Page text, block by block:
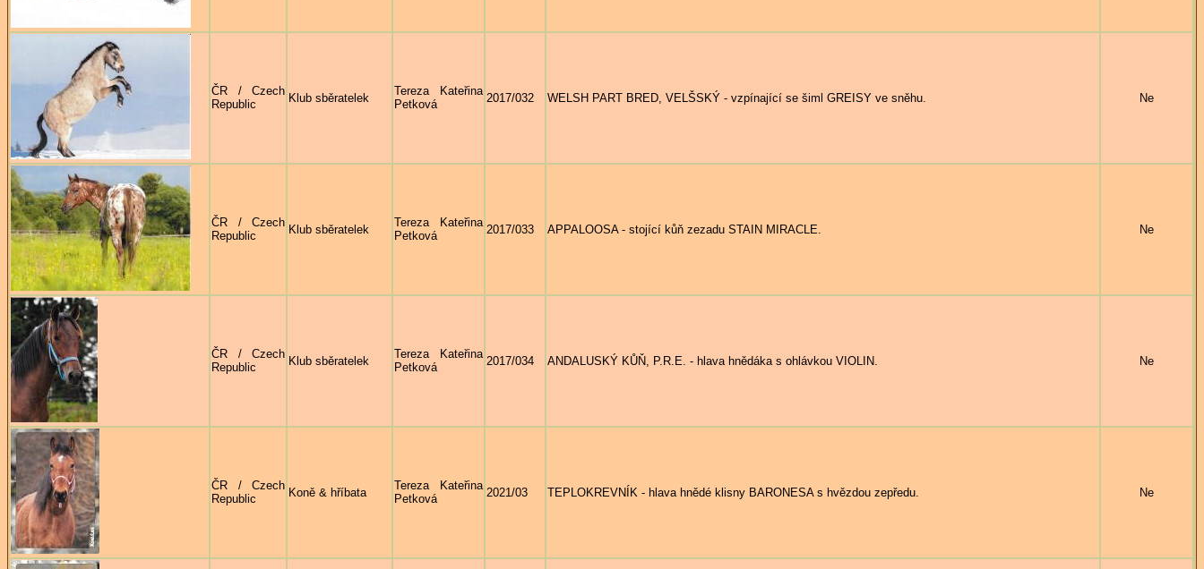
ČR / Czech
Republic
Klub sběratelek
Tereza Kateřina
Petková
2017/032 WELSH PART BRED, VELŠSKÝ - vzpínající se šiml GREISY ve sněhu. Ne
ČR / Czech
Republic
Klub sběratelek
Tereza Kateřina
Petková
2017/033 APPALOOSA - stojící kůň zezadu STAIN MIRACLE. Ne
ČR / Czech
Republic
Klub sběratelek
Tereza Kateřina
Petková
2017/034 ANDALUSKÝ KŮŇ, P.R.E. - hlava hnědáka s ohlávkou VIOLIN. Ne
ČR / Czech
Republic
Koně & hříbata
Tereza Kateřina
Petková
2021/03 TEPLOKREVNÍK - hlava hnědé klisny BARONESA s hvězdou zepředu. Ne